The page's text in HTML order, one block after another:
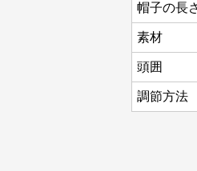
帽子の長
素材
頭囲
調節方法